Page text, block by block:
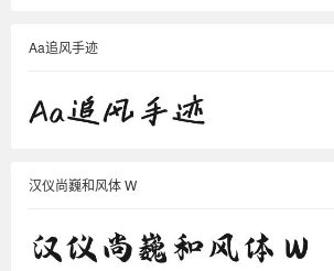
Aa追风手迹
汉仪尚巍和风体 W